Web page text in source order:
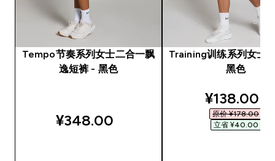
Tempo节奏系列女士二合一飘
逸短裤 - 黑色
¥348.00‎
Training训练系列女士
黑色
¥138.00‎
原价 ¥178.00‎
立省 ¥40.00‎